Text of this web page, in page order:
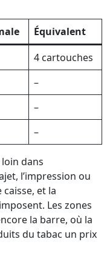
Équivalent
4 cartouches
–
–
–
dans
l’impression ou
et la
Les zones
la barre, où la
du tabac un prix